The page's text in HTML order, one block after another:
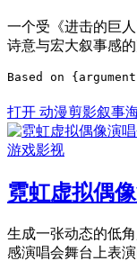
一个受《进击的巨
诗意与宏大叙事感的
Based on
打开 动漫剪影叙事
游戏影视
霓虹虚拟偶
生成一张动态的低
感演唱会舞台上表演